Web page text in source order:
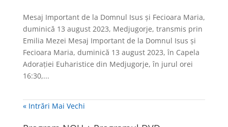
Mesaj Important de la Domnul Isus și Fecioara Maria,
duminică 13 august 2023, Medjugorje, transmis prin
Emilia Mezei Mesaj Important de la Domnul Isus și
Fecioara Maria, duminică 13 august 2023, în Capela
Adorației Euharistice din Medjugorje, în jurul orei
16:30,...
« Intrări Mai Vechi